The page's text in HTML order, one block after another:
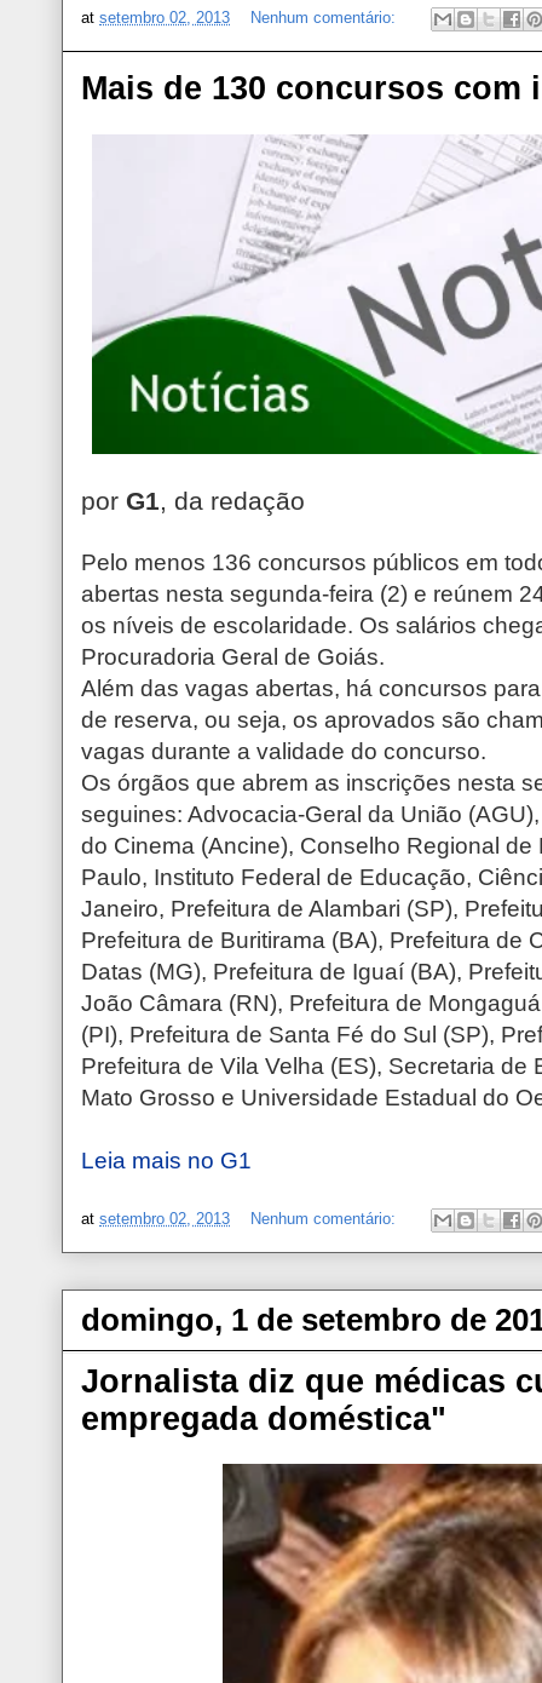
at setembro 02, 2013 Nenhum comentário:
Mais de 130 concursos com
por G1 , da redação
Pelo menos 136 concursos públicos em
abertas nesta segunda-feira (2) e reúnem
os níveis de escolaridade. Os salários
Procuradoria Geral de Goiás.
Além das vagas abertas, há concursos
de reserva, ou seja, os aprovados são
vagas durante a validade do concurso.
Os órgãos que abrem as inscrições nesta
seguines: Advocacia-Geral da União
do Cinema (Ancine), Conselho Regional
Paulo, Instituto Federal de Educação,
Janeiro, Prefeitura de Alambari (SP),
Prefeitura de Buritirama (BA), Prefeitura de
Datas (MG), Prefeitura de Iguaí (BA),
João Câmara (RN), Prefeitura de
(PI), Prefeitura de Santa Fé do Sul (SP),
Prefeitura de Vila Velha (ES), Secretaria
Mato Grosso e Universidade Estadual do
Leia mais no G1
at setembro 02, 2013 Nenhum comentário:
domingo, 1 de setembro de
Jornalista diz que médicas
empregada doméstica"